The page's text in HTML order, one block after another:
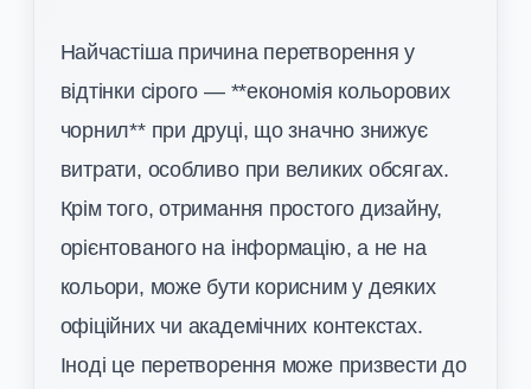
Найчастіша причина перетворення у
відтінки сірого — **економія кольорових
чорнил** при друці, що значно знижує
витрати, особливо при великих обсягах.
Крім того, отримання простого дизайну,
орієнтованого на інформацію, а не на
кольори, може бути корисним у деяких
офіційних чи академічних контекстах.
Іноді це перетворення може призвести до